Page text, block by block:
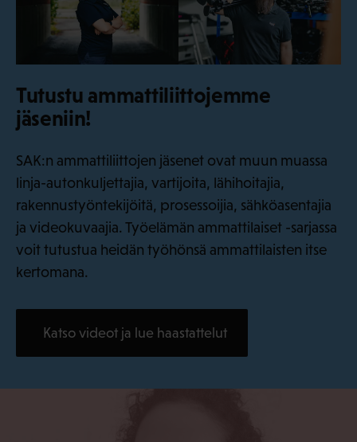
Tutustu ammattiliittojemme
jäseniin!
SAK:n ammattiliittojen jäsenet ovat muun muassa
linja-autonkuljettajia, vartijoita, lähihoitajia,
rakennustyöntekijöitä, prosessoijia, sähköasentajia
ja videokuvaajia. Työelämän ammattilaiset -sarjassa
voit tutustua heidän työhönsä ammattilaisten itse
kertomana.
Katso videot ja lue haastattelut